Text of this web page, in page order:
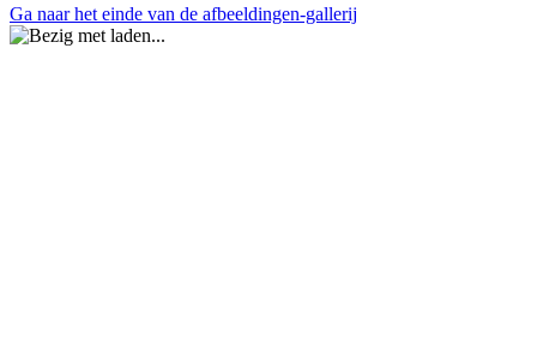
Ga naar het einde van de afbeeldingen-gallerij